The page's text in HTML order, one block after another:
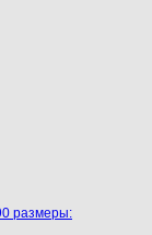
размеры: